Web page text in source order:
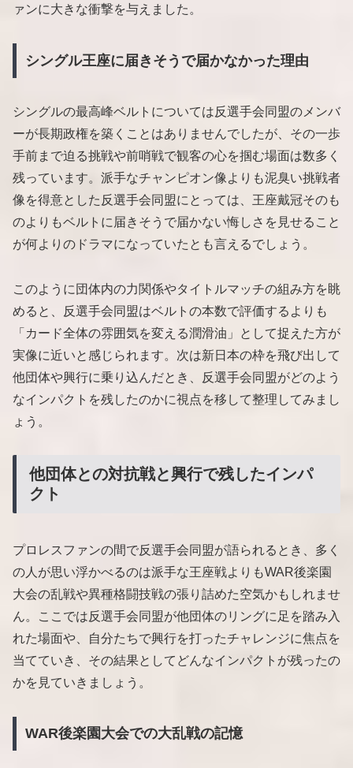
ァンに大きな衝撃を与えました。
シングル王座に届きそうで届かなかった理由
シングルの最高峰ベルトについては反選手会同盟のメンバ
ーが長期政権を築くことはありませんでしたが、その一歩
手前まで迫る挑戦や前哨戦で観客の心を掴む場面は数多く
残っています。派手なチャンピオン像よりも泥臭い挑戦者
像を得意とした反選手会同盟にとっては、王座戴冠そのも
のよりもベルトに届きそうで届かない悔しさを見せること
が何よりのドラマになっていたとも言えるでしょう。
このように団体内の力関係やタイトルマッチの組み方を眺
めると、反選手会同盟はベルトの本数で評価するよりも
「カード全体の雰囲気を変える潤滑油」として捉えた方が
実像に近いと感じられます。次は新日本の枠を飛び出して
他団体や興行に乗り込んだとき、反選手会同盟がどのよう
なインパクトを残したのかに視点を移して整理してみまし
ょう。
他団体との対抗戦と興行で残したインパ
クト
プロレスファンの間で反選手会同盟が語られるとき、多く
の人が思い浮かべるのは派手な王座戦よりもWAR後楽園
大会の乱戦や異種格闘技戦の張り詰めた空気かもしれませ
ん。ここでは反選手会同盟が他団体のリングに足を踏み入
れた場面や、自分たちで興行を打ったチャレンジに焦点を
当てていき、その結果としてどんなインパクトが残ったの
かを見ていきましょう。
WAR後楽園大会での大乱戦の記憶